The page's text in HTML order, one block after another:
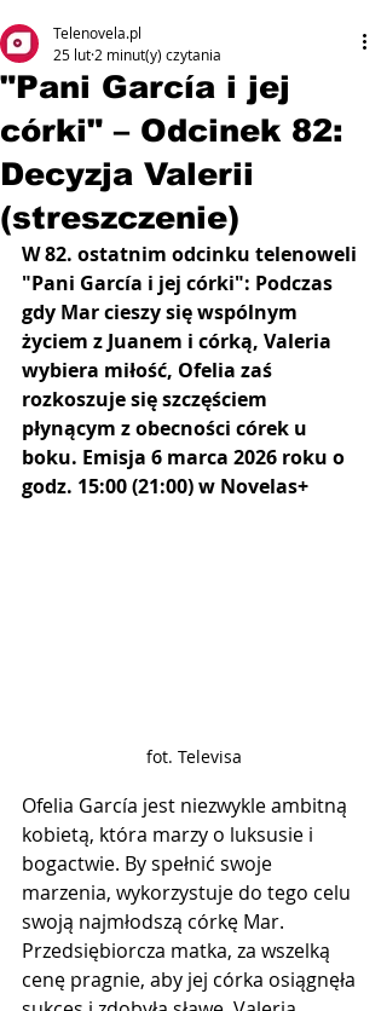
"Pani García i jej
córki" – Odcinek 82:
Decyzja Valerii
(streszczenie)
Telenovela.pl
25 lut 2 minut(y) czytania
W 82. ostatnim odcinku telenoweli
"Pani García i jej córki": Podczas
gdy Mar cieszy się wspólnym
życiem z Juanem i córką, Valeria
wybiera miłość, Ofelia zaś
rozkoszuje się szczęściem
płynącym z obecności córek u
boku. Emisja 6 marca 2026 roku o
godz. 15:00 (21:00) w Novelas+
fot. Televisa
Ofelia García jest niezwykle ambitną
kobietą, która marzy o luksusie i
bogactwie. By spełnić swoje
marzenia, wykorzystuje do tego celu
swoją najmłodszą córkę Mar.
Przedsiębiorcza matka, za wszelką
cenę pragnie, aby jej córka osiągnęła